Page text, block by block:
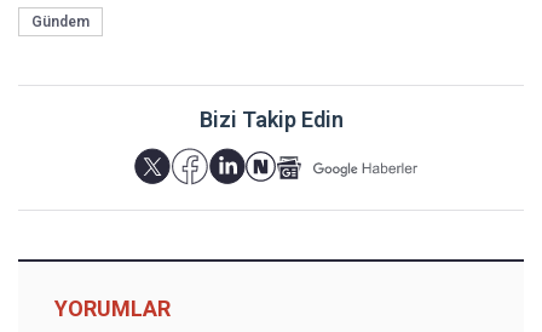
Gündem
Bizi Takip Edin
YORUMLAR